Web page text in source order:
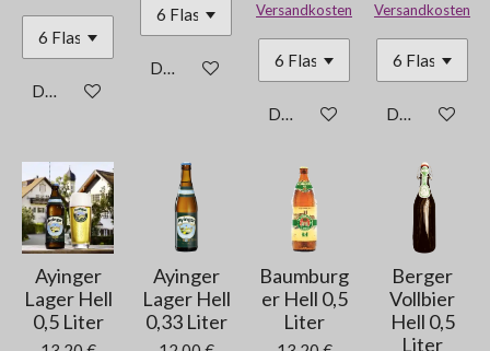
Details anzeigen
Details anzeigen
Versandkosten
Details anzeigen
Versandkosten
Details
Ayinger
Lager Hell
0,5 Liter
Ayinger
Lager Hell
0,33 Liter
Baumburg
er Hell 0,5
Liter
Berger
Vollbier
Hell 0,5
Liter